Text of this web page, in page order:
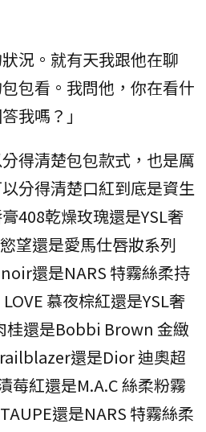
狀況。就有天我跟他在聊
包看。我問他，你在看什
我嗎？」
分得清楚包包款式，也是厲
分得清楚口紅到底是資生
408乾燥玫瑰還是YSL奢
望還是愛馬仕唇妝系列
還是NARS 特霧絲柔持
慕夜棕紅還是YSL奢
桂還是Bobbi Brown 金緻
還是Dior 迪奧超
莓紅還是M.A.C 絲柔粉霧
還是NARS 特霧絲柔